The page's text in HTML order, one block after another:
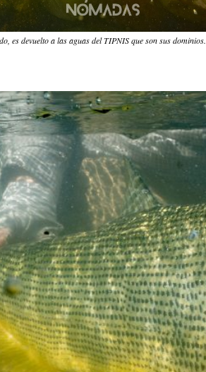
es devuelto a las aguas del TIPNIS que son sus dominios.